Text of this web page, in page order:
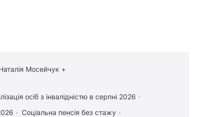
Мосейчук +
осіб з інвалідністю в серпні 2026
Соціальна пенсія без стажу